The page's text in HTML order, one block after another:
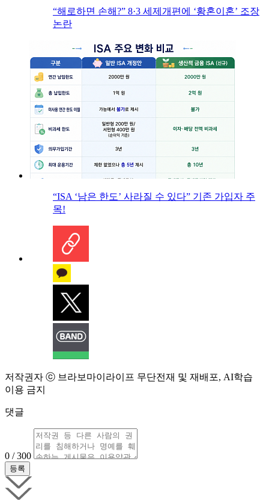
“해로하면 손해?” 8·3 세제개편에 ‘황혼이혼’ 조장
논란
“ISA ‘남은 한도’ 사라질 수 있다” 기존 가입자 주
목!
저작권자 ⓒ 브라보마이라이프 무단전재 및 재배포, AI학습
이용 금지
댓글
0 / 300